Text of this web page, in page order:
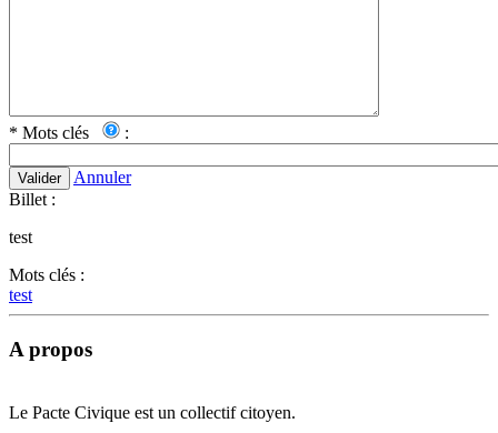
* Mots clés :
Valider
Annuler
Billet :
test
Mots clés :
test
A propos
Le Pacte Civique est un collectif citoyen.